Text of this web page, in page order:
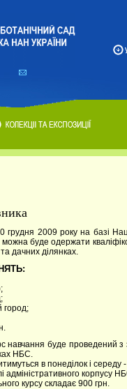
грудня 2009 року на базі
буде одержати
дачних ділянках.
город;
навчання буде проведений з
НБС.
в понеділок і
адміністративного корпусу
курсу складає 900 грн.